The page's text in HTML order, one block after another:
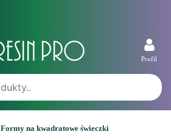
Profil
Formy na kwadratowe świeczki